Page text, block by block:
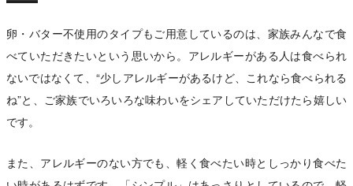
卵・バター不使用のタイプもご用意しているのは、家族みんなで食
べていただきたいという思いから。アレルギーがある人は食べられ
ないではなくて、“少しアレルギーがあるけど、これなら食べられる
ね”と、ご家族でいろいろな味わいをシェアしていただけたら嬉しい
です。
また、アレルギーのない方でも、軽く食べたい時としっかり食べた